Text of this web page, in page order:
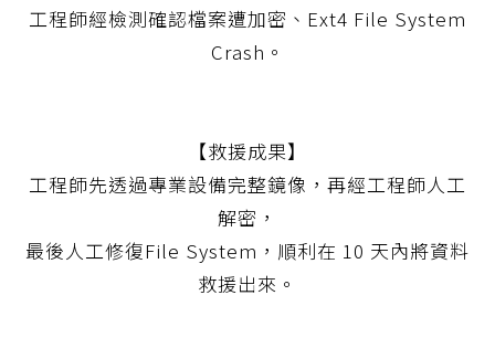
工程師經檢測確認檔案遭加密、Ext4 File System
Crash。
【救援成果】
工程師先透過專業設備完整鏡像，再經工程師人工
解密，
最後人工修復File System，順利在 10 天內將資料
救援出來。